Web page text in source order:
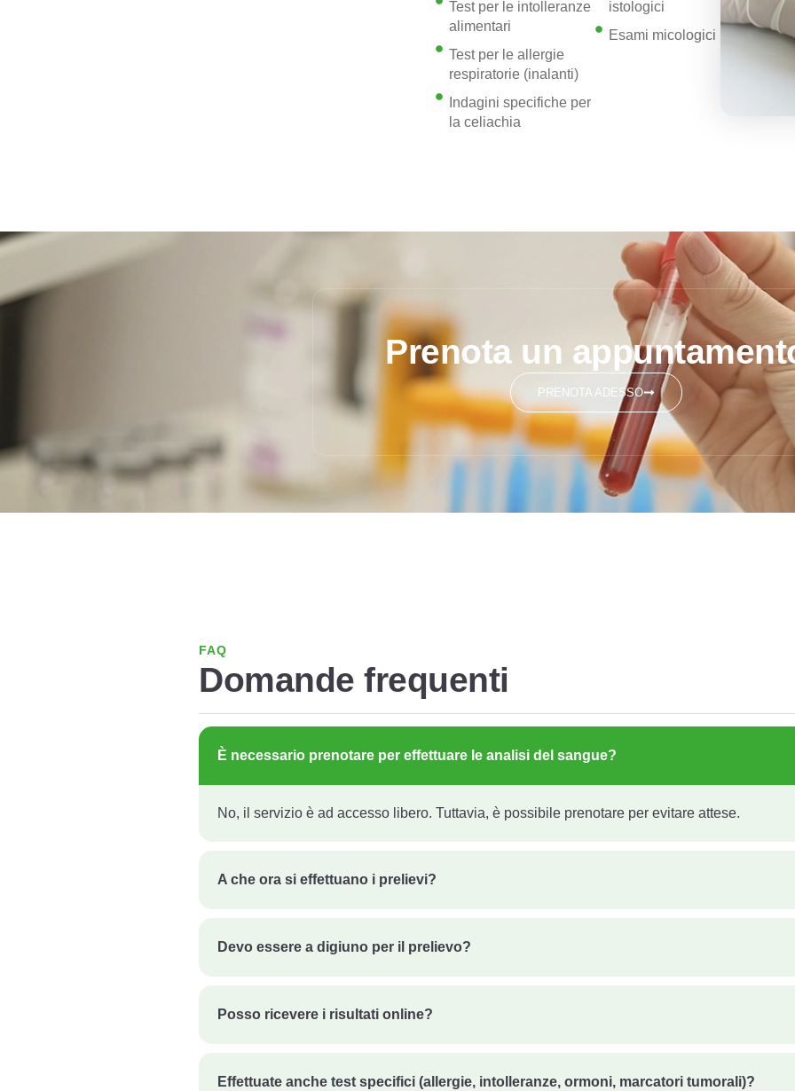
Test per le intolleranze
alimentari
Test per le allergie
respiratorie (inalanti)
Indagini specifiche per
la celiachia
istologici
Esami micologici
Prenota un
PRENOTA ADESSO
FAQ
Domande frequenti
È necessario prenotare per effettuare le analisi del sangue?
No, il servizio è ad accesso libero. Tuttavia, è possibile prenotare per evitare attese.
A che ora si effettuano i prelievi?
Devo essere a digiuno per il prelievo?
Posso ricevere i risultati online?
Effettuate anche test specifici (allergie, intolleranze, ormoni, marcatori tumorali)?